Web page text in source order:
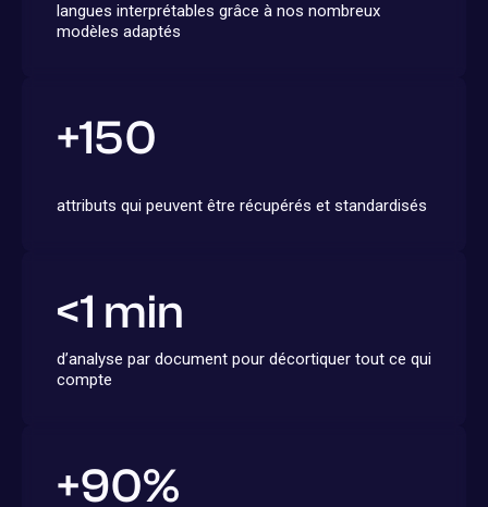
langues interprétables grâce à nos nombreux
modèles adaptés
+150
attributs qui peuvent être récupérés et standardisés
<1 min
d’analyse par document pour décortiquer tout ce qui
compte
+90%